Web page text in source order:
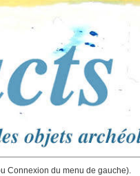
Connexion du menu de gauche).